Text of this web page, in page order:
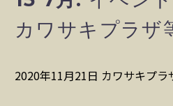
カワサキプラザ
2020年11月21日 カワサキプ